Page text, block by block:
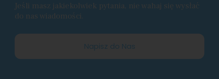
Jeśli masz jakiekolwiek pytania, nie wahaj się wysłać
do nas wiadomości.
Napisz do Nas